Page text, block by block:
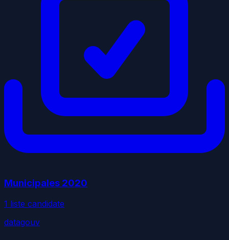
Municipales 2020
1 liste candidate
datagouv